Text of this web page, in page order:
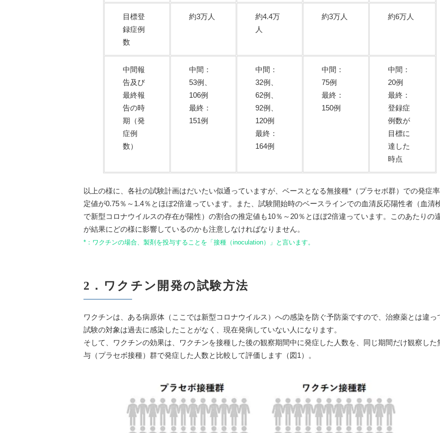
目標登
録症例
数
約3万人
約4.4万
人
約3万人 約6万人
中間報
告及び
最終報
告の時
期（発
症例
数）
中間：
53例、
106例
最終：
151例
中間：
32例、
62例、
92例、
120例
最終：
164例
中間：
75例
最終：
150例
中間：
20例
最終：
登録症
例数が
目標に
達した
時点
以上の様に、各社の試験計画はだいたい似通っていますが、ベースとなる無接種*（プラセボ群）での発症
定値が0.75％～1.4％とほぼ2倍違っています。また、試験開始時のベースラインでの血清反応陽性者（血清
で新型コロナウイルスの存在が陽性）の割合の推定値も10％～20％とほぼ2倍違っています。このあたりの
が結果にどの様に影響しているのかも注意しなければなりません。
*：ワクチンの場合、製剤を投与することを「接種（inoculation）」と言います。
2．ワクチン開発の試験方法
ワクチンは、ある病原体（ここでは新型コロナウイルス）への感染を防ぐ予防薬ですので、治療薬とは違っ
試験の対象は過去に感染したことがなく、現在発病していない人になります。
そして、ワクチンの効果は、ワクチンを接種した後の観察期間中に発症した人数を、同じ期間だけ観察した
与（プラセボ接種）群で発症した人数と比較して評価します（図1）。